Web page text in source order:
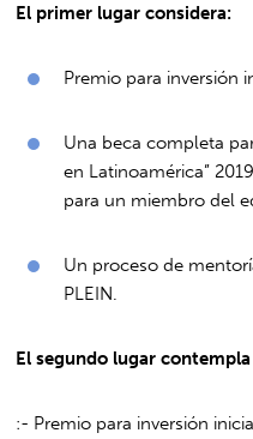
El primer lugar considera:
Premio para inversión
Una beca completa
en Latinoamérica”
para un miembro del
Un proceso de
PLEIN.
El segundo lugar contempla
:- Premio para inversión